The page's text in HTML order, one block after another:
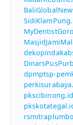
dpmptsp-
pkscibinong.id